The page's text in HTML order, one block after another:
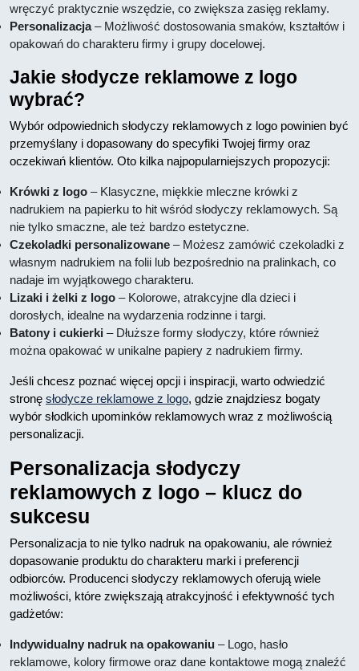
wręczyć praktycznie wszędzie, co zwiększa zasięg reklamy.
Personalizacja– Możliwość dostosowania smaków, kształtów i
opakowań do charakteru firmy i grupy docelowej.
Jakie słodycze reklamowe z logo
wybrać?
Wybór odpowiednich słodyczy reklamowych z logo powinien być
przemyślany i dopasowany do specyfiki Twojej firmy oraz
oczekiwań klientów. Oto kilka najpopularniejszych propozycji:
Krówki z logo – Klasyczne, miękkie mleczne krówki z
nadrukiem na papierku to hit wśród słodyczy reklamowych. Są
nie tylko smaczne, ale też bardzo estetyczne.
Czekoladki personalizowane – Możesz zamówić czekoladki z
własnym nadrukiem na folii lub bezpośrednio na pralinkach, co
nadaje im wyjątkowego charakteru.
Lizaki i żelki z logo – Kolorowe, atrakcyjne dla dzieci i
dorosłych, idealne na wydarzenia rodzinne i targi.
Batony i cukierki – Dłuższe formy słodyczy, które również
można opakować w unikalne papiery z nadrukiem firmy.
Jeśli chcesz poznać więcej opcji i inspiracji, warto odwiedzić
stronę słodycze reklamowe z logo, gdzie znajdziesz bogaty
wybór słodkich upominków reklamowych wraz z możliwością
personalizacji.
Personalizacja słodyczy
reklamowych z logo – klucz do
sukcesu
Personalizacja to nie tylko nadruk na opakowaniu, ale również
dopasowanie produktu do charakteru marki i preferencji
odbiorców. Producenci słodyczy reklamowych oferują wiele
możliwości, które zwiększają atrakcyjność i efektywność tych
gadżetów:
Indywidualny nadruk na opakowaniu – Logo, hasło
reklamowe, kolory firmowe oraz dane kontaktowe mogą znaleźć